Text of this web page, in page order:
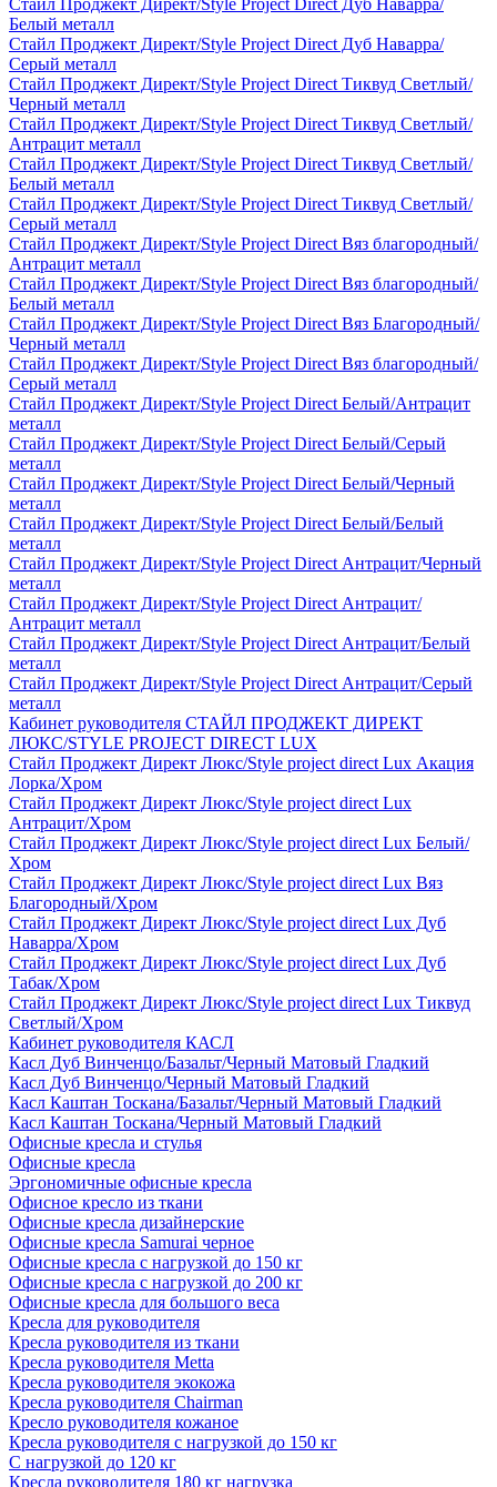
Стайл Проджект Директ/Style Project Direct Дуб Наварра/
Белый металл
Стайл Проджект Директ/Style Project Direct Дуб Наварра/
Серый металл
Стайл Проджект Директ/Style Project Direct Тиквуд Светлый/
Черный металл
Стайл Проджект Директ/Style Project Direct Тиквуд Светлый/
Антрацит металл
Стайл Проджект Директ/Style Project Direct Тиквуд Светлый/
Белый металл
Стайл Проджект Директ/Style Project Direct Тиквуд Светлый/
Серый металл
Стайл Проджект Директ/Style Project Direct Вяз благородный/
Антрацит металл
Стайл Проджект Директ/Style Project Direct Вяз благородный/
Белый металл
Стайл Проджект Директ/Style Project Direct Вяз Благородный/
Черный металл
Стайл Проджект Директ/Style Project Direct Вяз благородный/
Серый металл
Стайл Проджект Директ/Style Project Direct Белый/Антрацит
металл
Стайл Проджект Директ/Style Project Direct Белый/Серый
металл
Стайл Проджект Директ/Style Project Direct Белый/Черный
металл
Стайл Проджект Директ/Style Project Direct Белый/Белый
металл
Стайл Проджект Директ/Style Project Direct Антрацит/Черный
металл
Стайл Проджект Директ/Style Project Direct Антрацит/
Антрацит металл
Стайл Проджект Директ/Style Project Direct Антрацит/Белый
металл
Стайл Проджект Директ/Style Project Direct Антрацит/Серый
металл
Кабинет руководителя СТАЙЛ ПРОДЖЕКТ ДИРЕКТ
ЛЮКС/STYLE PROJECT DIRECT LUX
Стайл Проджект Директ Люкс/Style project direct Lux Акация
Лорка/Хром
Стайл Проджект Директ Люкс/Style project direct Lux
Антрацит/Хром
Стайл Проджект Директ Люкс/Style project direct Lux Белый/
Хром
Стайл Проджект Директ Люкс/Style project direct Lux Вяз
Благородный/Хром
Стайл Проджект Директ Люкс/Style project direct Lux Дуб
Наварра/Хром
Стайл Проджект Директ Люкс/Style project direct Lux Дуб
Табак/Хром
Стайл Проджект Директ Люкс/Style project direct Lux Тиквуд
Светлый/Хром
Кабинет руководителя КАСЛ
Касл Дуб Винченцо/Базальт/Черный Матовый Гладкий
Касл Дуб Винченцо/Черный Матовый Гладкий
Касл Каштан Тоскана/Базальт/Черный Матовый Гладкий
Касл Каштан Тоскана/Черный Матовый Гладкий
Офисные кресла и стулья
Офисные кресла
Эргономичные офисные кресла
Офисное кресло из ткани
Офисные кресла дизайнерские
Офисные кресла Samurai черное
Офисные кресла с нагрузкой до 150 кг
Офисные кресла с нагрузкой до 200 кг
Офисные кресла для большого веса
Кресла для руководителя
Кресла руководителя из ткани
Кресла руководителя Metta
Кресла руководителя экокожа
Кресла руководителя Chairman
Кресло руководителя кожаное
Кресла руководителя с нагрузкой до 150 кг
С нагрузкой до 120 кг
Кресла руководителя 180 кг нагрузка